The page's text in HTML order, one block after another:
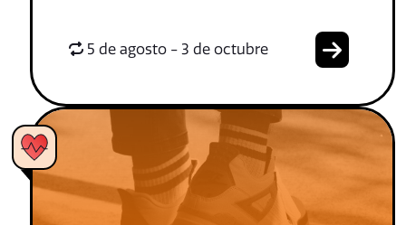
5 de agosto - 3 de octubre